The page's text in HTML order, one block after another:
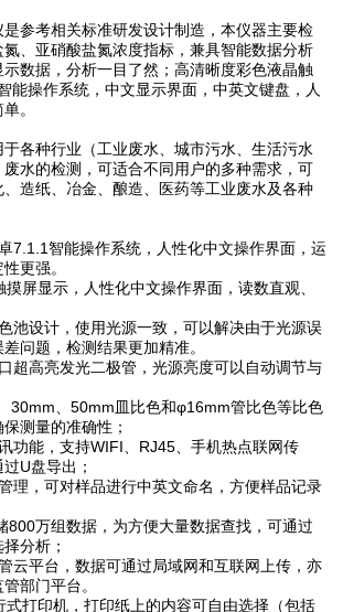
考相关标准研发设计制造，本仪器主要检
、亚硝酸盐氮浓度指标，兼具智能数据分析
数据，分析一目了然；高清晰度彩色液晶触
能操作系统，中文显示界面，中英文键盘，人
。
种行业（工业废水、城市污水、生活污水
水的检测，可适合不同用户的多种需求，可
造纸、冶金、酿造、医药等工业废水及各种
智能操作系统，人性化中文操作界面，运
更强。
显示，人性化中文操作界面，读数直观、
设计，使用光源一致，可以解决由于光源误
问题，检测结果更加精准。
高亮发光二极管，光源亮度可以自动调节与
、50mm皿比色和φ16mm管比色等比色
测量的准确性；
能，支持WIFI、RJ45、手机热点联网传
U盘导出；
，可对样品进行中英文命名，方便样品记录
万组数据，为方便大量数据查找，可通过
分析；
平台，数据可通过局域网和互联网上传，亦
部门平台。
打印机，打印纸上的内容可自由选择（包括